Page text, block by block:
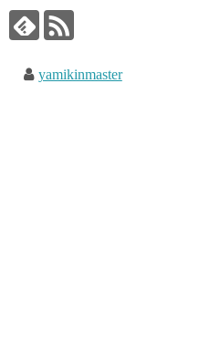
yamikinmaster